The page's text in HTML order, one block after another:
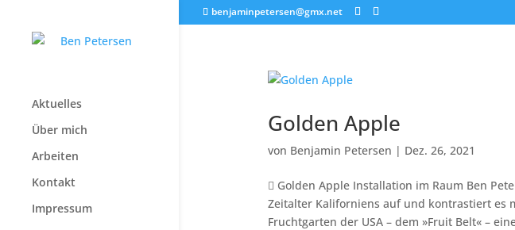
benjaminpetersen@gmx.net
Aktuelles
Über mich
Arbeiten
Kontakt
Impressum
Golden Apple
von Benjamin Petersen | Dez. 26, 2021
 Golden Apple Installation im Raum Ben
Zeitalter Kaliforniens auf und kontrastiert es
Fruchtgarten der USA – dem »Fruit Belt« –